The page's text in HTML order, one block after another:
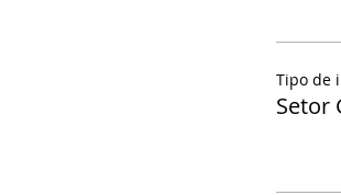
Tipo de
Setor